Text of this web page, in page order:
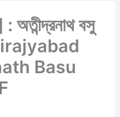
অতীন্দ্রনাথ বসু
Basu